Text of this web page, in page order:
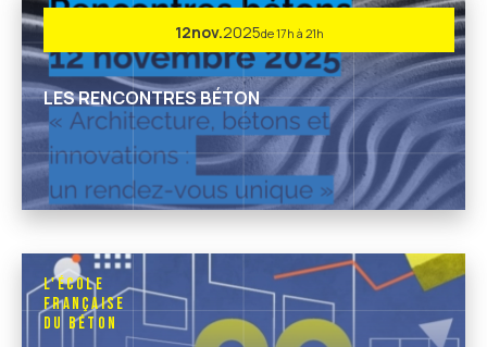
12nov.2025de 17h à 21h
LES RENCONTRES BÉTON
L'École
Française
du Béton